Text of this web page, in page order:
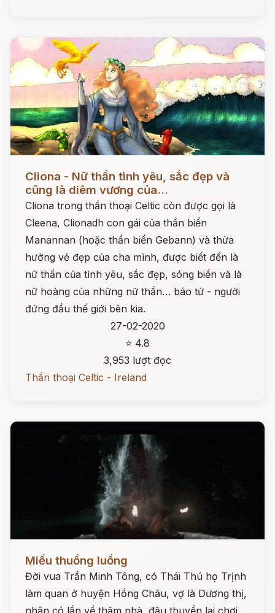
Cliona - Nữ thần tình yêu, sắc đẹp và
cũng là diêm vương của...
Cliona trong thần thoại Celtic còn được gọi là
Cleena, Clionadh con gái của thần biển
Manannan (hoặc thần biển Gebann) và thừa
hưởng vẻ đẹp của cha mình, được biết đến là
nữ thần của tình yêu, sắc đẹp, sóng biển và là
nữ hoàng của những nữ thần… báo tử - người
đứng đầu thế giới bên kia.
27-02-2020
⭐ 4.8
3,953 lượt đọc
Thần thoại Celtic - Ireland
Đọc ngay
Miếu thuồng luồng
Đời vua Trần Minh Tông, có Thái Thú họ Trịnh
làm quan ở huyện Hồng Châu, vợ là Dương thị,
nhân có lần về thăm nhà, đậu thuyền lại chơi